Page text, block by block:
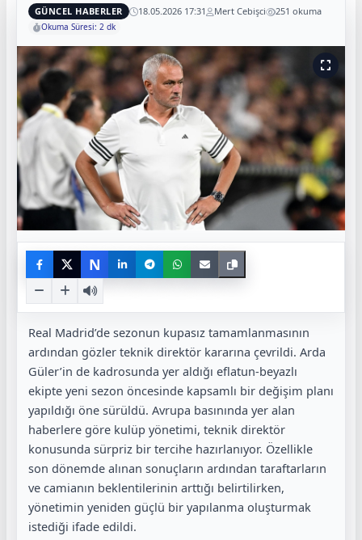
GÜNCEL HABERLER 18.05.2026 17:31 Mert Cebişci 251 okuma
Okuma Süresi: 2 dk
N
Real Madrid’de sezonun kupasız tamamlanmasının
ardından gözler teknik direktör kararına çevrildi. Arda
Güler’in de kadrosunda yer aldığı eflatun-beyazlı
ekipte yeni sezon öncesinde kapsamlı bir değişim planı
yapıldığı öne sürüldü. Avrupa basınında yer alan
haberlere göre kulüp yönetimi, teknik direktör
konusunda sürpriz bir tercihe hazırlanıyor. Özellikle
son dönemde alınan sonuçların ardından taraftarların
ve camianın beklentilerinin arttığı belirtilirken,
yönetimin yeniden güçlü bir yapılanma oluşturmak
istediği ifade edildi.